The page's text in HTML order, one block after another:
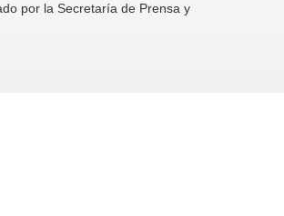
por la Secretaría de Prensa y